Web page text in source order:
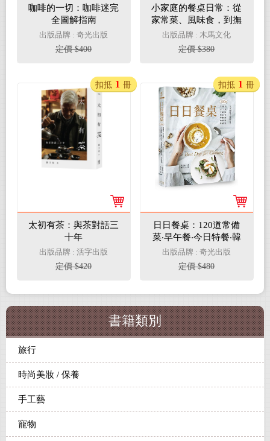
咖啡的一切：咖啡迷完
全圖解指南
出版品牌 : 奇光出版
定價 $400
小家庭的餐桌日常：從
家常菜、風味食，到撫
慰人心的中西甜點，幸
福料理美味上桌！
出版品牌 : 木馬文化
定價 $380
太初有茶：與茶對話三
十年
出版品牌 : 活字出版
定價 $420
扣抵 1 冊
日日餐桌：120道常備
菜‧早午餐‧今日特餐‧韓
式小菜‧單盤料理‧療癒
料理‧聚會餐點，天天都
是下廚好日子
出版品牌 : 奇光出版
定價 $480
扣抵 1 冊
書籍類別
旅行
時尚美妝 / 保養
手工藝
寵物